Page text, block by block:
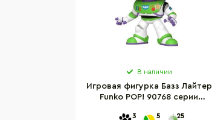
В наличии
Игровая фигурка Базз Лайтер
Funko POP! 90768 серии
3 5 25